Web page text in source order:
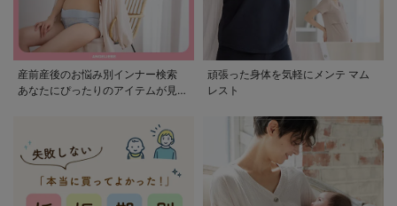
産前産後のお悩み別インナー検索
あなたにぴったりのアイテムが見つ
頑張った身体を気軽にメンテ マム
レスト